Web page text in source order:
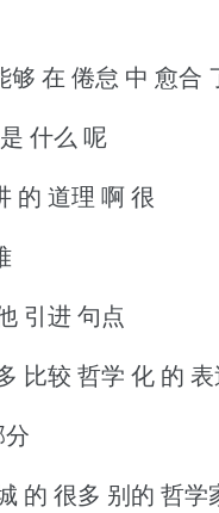
够 在 倦怠 中 愈合
什么 呢
的 道理 啊 很
引进 句点
比较 哲学 化 的
的 很多 别的 哲学